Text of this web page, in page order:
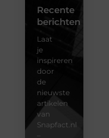
Recente
berichten
Laat
je
inspireren
door
de
nieuwste
artikelen
van
Snapfact.nl
–